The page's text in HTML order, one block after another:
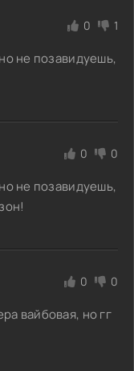
0 1
не позавидуешь,
0 0
не позавидуешь,
0 0
вайбовая, но гг